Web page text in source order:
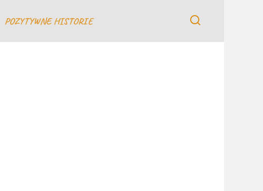
POZYTYWNE HISTORIE